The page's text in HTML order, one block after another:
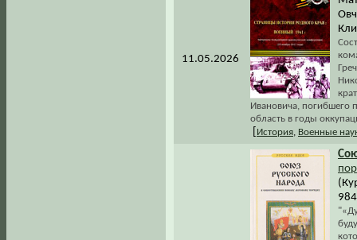
11.05.2026
Ивановича, погибшего
область в годы
История Военные